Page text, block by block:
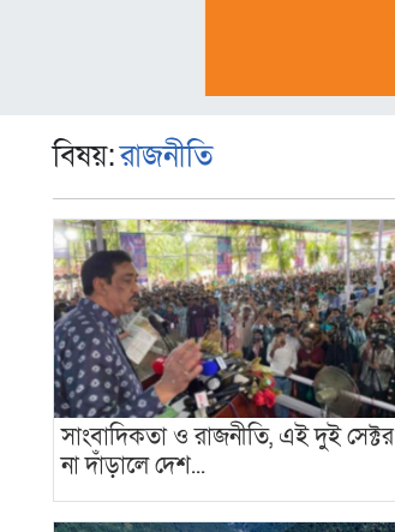
বিষয়:রাজনীতি
সাংবাদিকতা ও রাজনীতি, এই দুই সেক্টর
না দাঁড়ালে দেশ...